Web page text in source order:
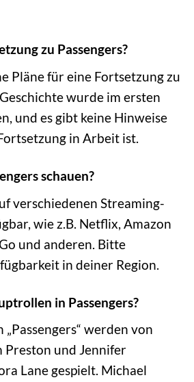
zu Passengers?
Pläne für eine Fortsetzung zu
Geschichte wurde im ersten
und es gibt keine Hinweise
in Arbeit ist.
schauen?
verschiedenen Streaming-
wie z.B. Netflix, Amazon
und anderen. Bitte
in deiner Region.
in Passengers?
werden von
Preston und Jennifer
Lane gespielt. Michael